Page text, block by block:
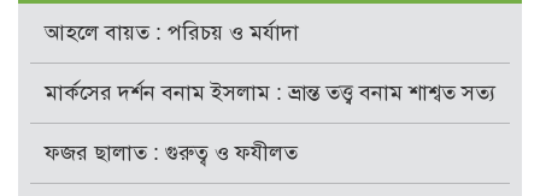
আহলে বায়ত : পরিচয় ও মর্যাদা
মার্কসের দর্শন বনাম ইসলাম : ভ্রান্ত তত্ত্ব বনাম শাশ্বত সত্য
ফজর ছালাত : গুরুত্ব ও ফযীলত